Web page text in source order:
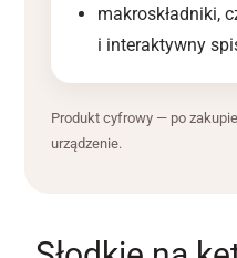
makroskładniki,
i interaktywny
Produkt cyfrowy — po
urządzenie.